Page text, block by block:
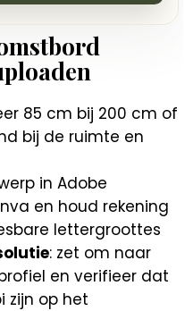
85 cm bij 200 cm of
bij de ruimte en
in Adobe
en houd rekening
lettergroottes
: zet om naar
en verifieer dat
zijn op het